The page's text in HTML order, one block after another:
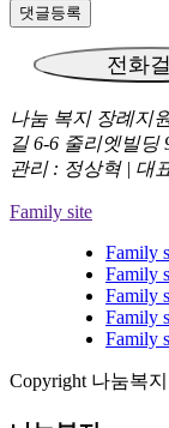
나눔 복지 장례지
길 6-6 줄리엣빌딩
관리 : 정상혁 | 대
Family site
Family
Family
Family
Family
Family
Copyright 나눔복